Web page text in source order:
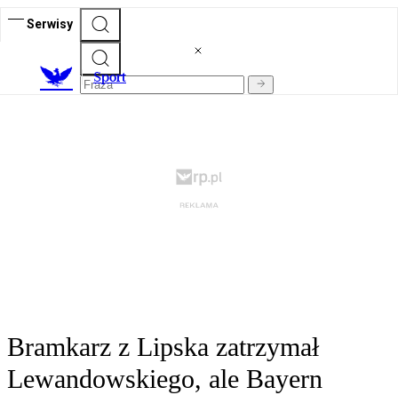
Serwisy
Sport
Bramkarz z Lipska zatrzymał
Lewandowskiego, ale Bayern